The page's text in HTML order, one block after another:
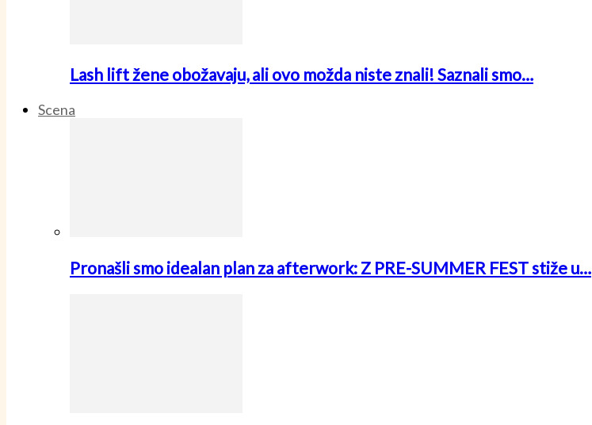
Lash lift žene obožavaju, ali ovo možda niste znali! Saznali smo…
Scena
Pronašli smo idealan plan za afterwork: Z PRE-SUMMER FEST stiže u…